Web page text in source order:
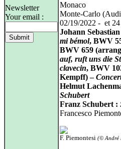
Newsletter
Your email :
Monaco
Monte-Carlo
02/19/2022 - et
Johann
mi bémol, BWV
BWV 659
auf, ruft uns die
clavecin, BWV
Kempff) –
Helmut
Schubert
Franz Schubert :
Francesco
F. Piemontesi (© André